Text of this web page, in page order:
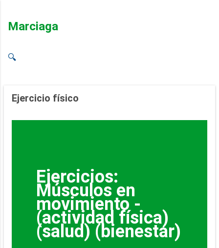
Marciaga
🔍
Ejercicio físico
Ejercicios:
Músculos en
movimiento -
(actividad física)
(salud) (bienestar)